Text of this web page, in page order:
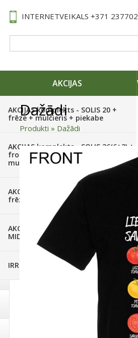
INTERNETVEIKALS +371
AKCIJAS
AKCIJAS komplekts - SOLIS 20 +
frēze + mulčieris + piekabe
AKCIJAS komplekts - SOLIS 26(6+2) +
frontālais iekrāvējs + frēze +
mulčieris + piekabe
AKCIJAS komplekts - SOLIS 26 HST +
frēze + mulčieris
AKCIJAS komplekts - SOLIS 26 HST +
MID MOWER + piekabe
IRRITEC Pilienlaistīšanas komplekti
Dažādi
Produkti » Dažādi